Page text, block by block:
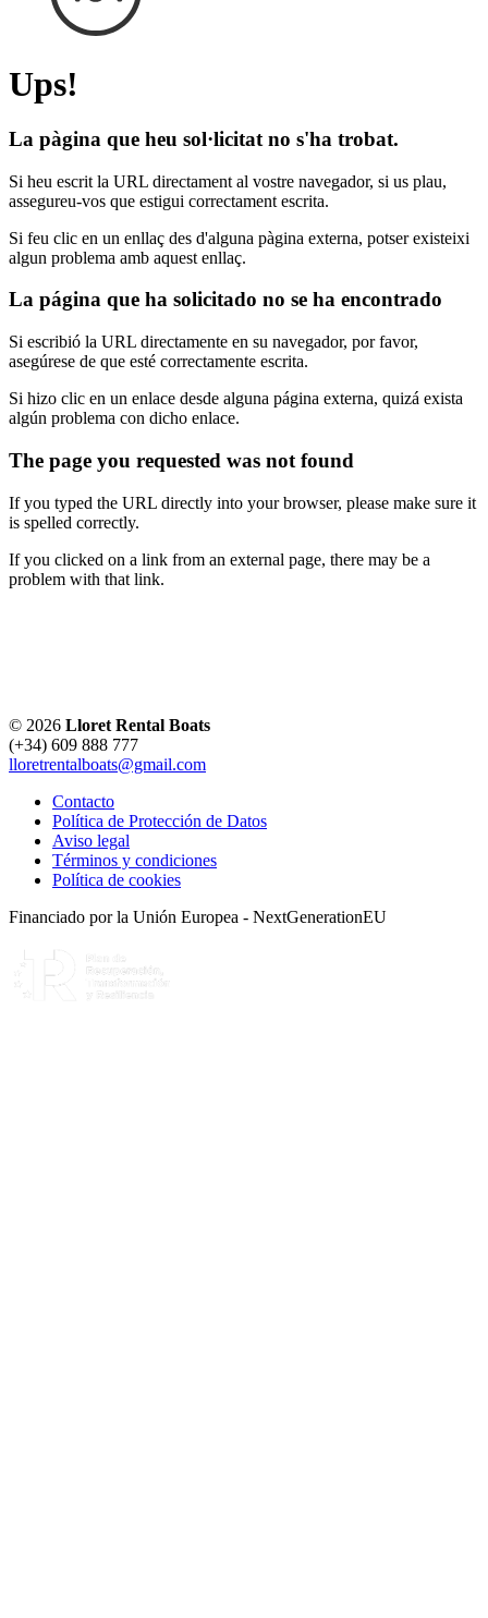
Ups!
La pàgina que heu sol·licitat no s'ha trobat.
Si heu escrit la URL directament al vostre navegador, si us plau,
assegureu-vos que estigui correctament escrita.
Si feu clic en un enllaç des d'alguna pàgina externa, potser existeixi
algun problema amb aquest enllaç.
La página que ha solicitado no se ha encontrado
Si escribió la URL directamente en su navegador, por favor,
asegúrese de que esté correctamente escrita.
Si hizo clic en un enlace desde alguna página externa, quizá exista
algún problema con dicho enlace.
The page you requested was not found
If you typed the URL directly into your browser, please make sure it
is spelled correctly.
If you clicked on a link from an external page, there may be a
problem with that link.
© 2026 Lloret Rental Boats
(+34) 609 888 777
lloretrentalboats@gmail.com
Contacto
Política de Protección de Datos
Aviso legal
Términos y condiciones
Política de cookies
Financiado por la Unión Europea - NextGenerationEU